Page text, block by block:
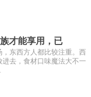
才能享用，已
东西方人都比较注重。西
去，食材口味魔法大不一